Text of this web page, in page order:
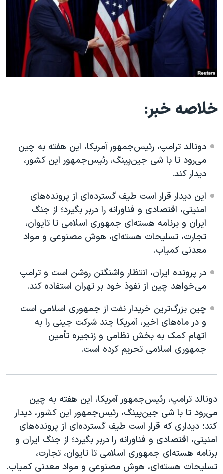
فرهنگ و زندگی
حقوق شهروندی
علم و فناوری
آرشیو پخش زنده
مستندها
انتخابات ریاست جمهوری آمریکا ۲۰۲۴
حمله جمهوری اسلامی به اسرائیل
مجموعه مستندهای دادخواهی
دادگاه حمید نوری
چهل سال گروگان‌گیری
اعتراضات مردمی آبان ۹۸
اسرائیل در جنگ
نرگس محمدی برنده جایزه نوبل صلح
صفحه‌های ویژه
دنبال کنید
زبانهای مختلف
خلاصه خبر:
دونالد ترامپ، رئیس‌جمهور آمریکا، این هفته به چین
می‌رود تا با شی جین‌پینگ، رئیس‌جمهور این کشور،
دیدار کند.
این دیدار قرار است طیف گسترده‌ای از پرونده‌های
امنیتی، اقتصادی و فناورانه را دربر بگیرد؛ از جنگ
ایران و برنامه هسته‌ای جمهوری اسلامی تا تایوان،
تجارت، تسلیحات هسته‌ای، هوش مصنوعی و مواد
معدنی کمیاب.
در پرونده ایران، انتظار واشنگتن روشن است و ترامپ
می‌خواهد چین از نفوذ خود بر تهران استفاده کند.
چین بزرگ‌ترین خریدار نفت از جمهوری اسلامی است
و در ماه‌های اخیر، آمریکا چند شرکت چینی را به
اتهام کمک به بخش نظامی و زنجیره تأمین
جمهوری اسلامی تحریم کرده است.
دونالد ترامپ، رئیس‌جمهور آمریکا، این هفته به چین
می‌رود تا با شی جین‌پینگ، رئیس‌جمهور این کشور، دیدار
کند؛ دیداری که قرار است طیف گسترده‌ای از پرونده‌های
امنیتی، اقتصادی و فناورانه را دربر بگیرد؛ از جنگ ایران و
برنامه هسته‌ای جمهوری اسلامی تا تایوان، تجارت،
تسلیحات هسته‌ای، هوش مصنوعی و مواد معدنی کمیاب.